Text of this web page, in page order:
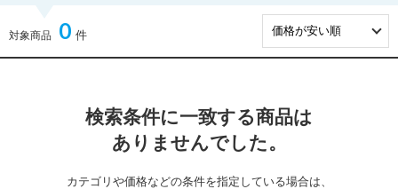
対象商品 0 件
検索条件に一致する商品は
ありませんでした。
カテゴリや価格などの条件を指定している場合は、